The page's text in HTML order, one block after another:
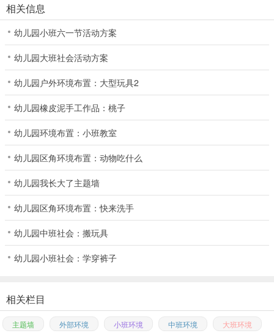
相关信息
幼儿园小班六一节活动方案
幼儿园大班社会活动方案
幼儿园户外环境布置：大型玩具2
幼儿园橡皮泥手工作品：桃子
幼儿园环境布置：小班教室
幼儿园区角环境布置：动物吃什么
幼儿园我长大了主题墙
幼儿园区角环境布置：快来洗手
幼儿园中班社会：搬玩具
幼儿园小班社会：学穿裤子
相关栏目
主题墙 外部环境 小班环境 中班环境 大班环境